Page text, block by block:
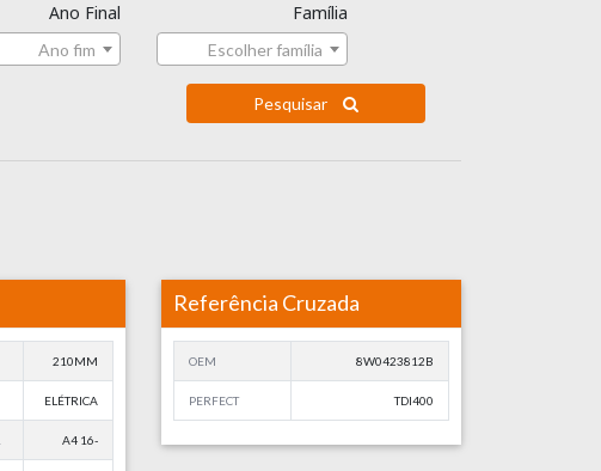
Ano Final
Ano fim
Família
Escolher família
Pesquisar
210MM
ELÉTRICA
A4 16-
Referência Cruzada
OEM 8W0423812B
PERFECT TDI400